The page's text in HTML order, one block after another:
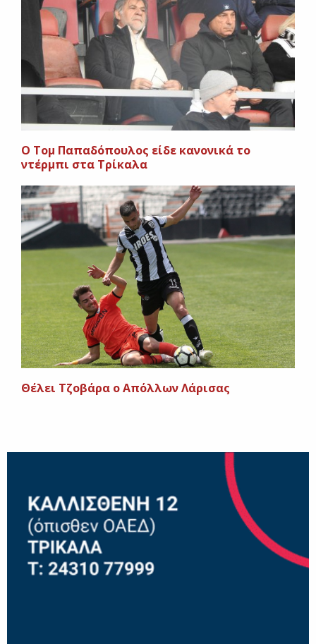
Ο Τομ Παπαδόπουλος είδε κανονικά το
ντέρμπι στα Τρίκαλα
Θέλει Τζοβάρα ο Απόλλων Λάρισας